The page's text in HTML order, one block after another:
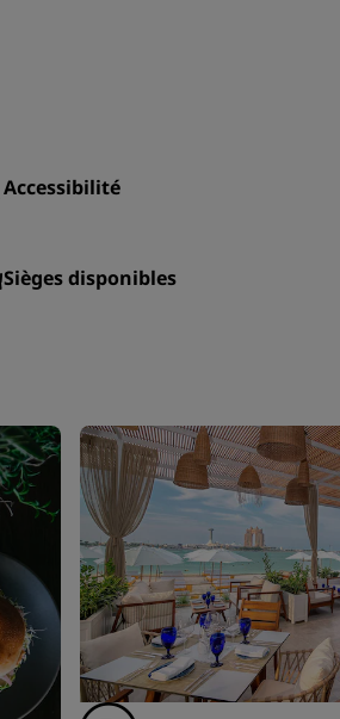
Accessibilité
Sièges disponibles